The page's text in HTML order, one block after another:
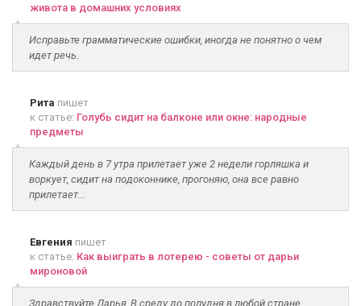
живота в домашних условиях
Исправьте грамматические ошибки, иногда не понятно о чем
идет речь.
Рита пишет
к статье: Голубь сидит на балконе или окне: народные
предметы
Каждый день в 7 утра прилетает уже 2 недели горляшка и
воркует, сидит на подоконнике, прогоняю, она все равно
прилетает...
Евгения пишет
к статье: Как выиграть в лотерею - советы от дарьи
мироновой
Здравствуйте Дарья, В среду до полудня в любой стране